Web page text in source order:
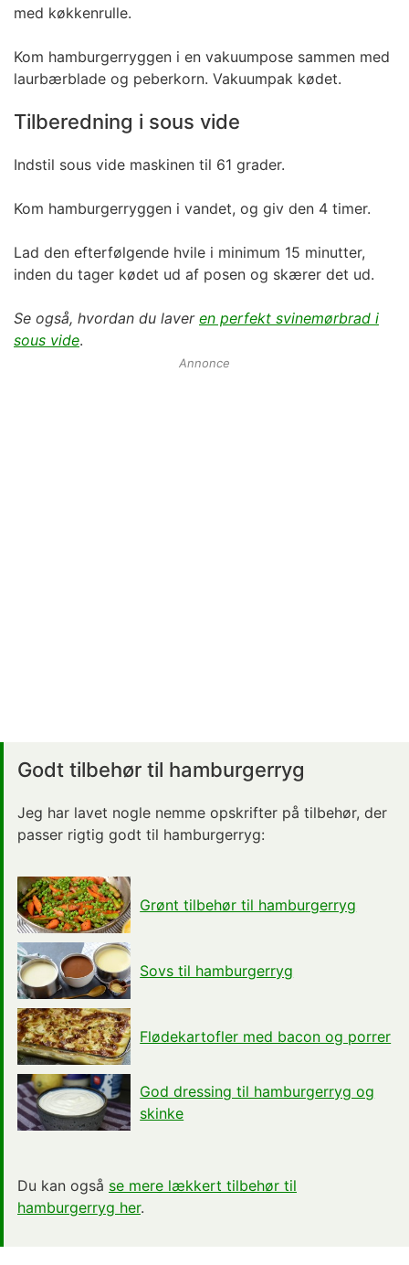
med køkkenrulle.
Kom hamburgerryggen i en vakuumpose sammen med
laurbærblade og peberkorn. Vakuumpak kødet.
Tilberedning i sous vide
Indstil sous vide maskinen til 61 grader.
Kom hamburgerryggen i vandet, og giv den 4 timer.
Lad den efterfølgende hvile i minimum 15 minutter,
inden du tager kødet ud af posen og skærer det ud.
Se også, hvordan du laver en perfekt svinemørbrad i
sous vide.
Annonce
Godt tilbehør til hamburgerryg
Jeg har lavet nogle nemme opskrifter på tilbehør, der
passer rigtig godt til hamburgerryg:
Grønt tilbehør til hamburgerryg
Sovs til hamburgerryg
Flødekartofler med bacon og porrer
God dressing til hamburgerryg og
skinke
Du kan også se mere lækkert tilbehør til
hamburgerryg her.